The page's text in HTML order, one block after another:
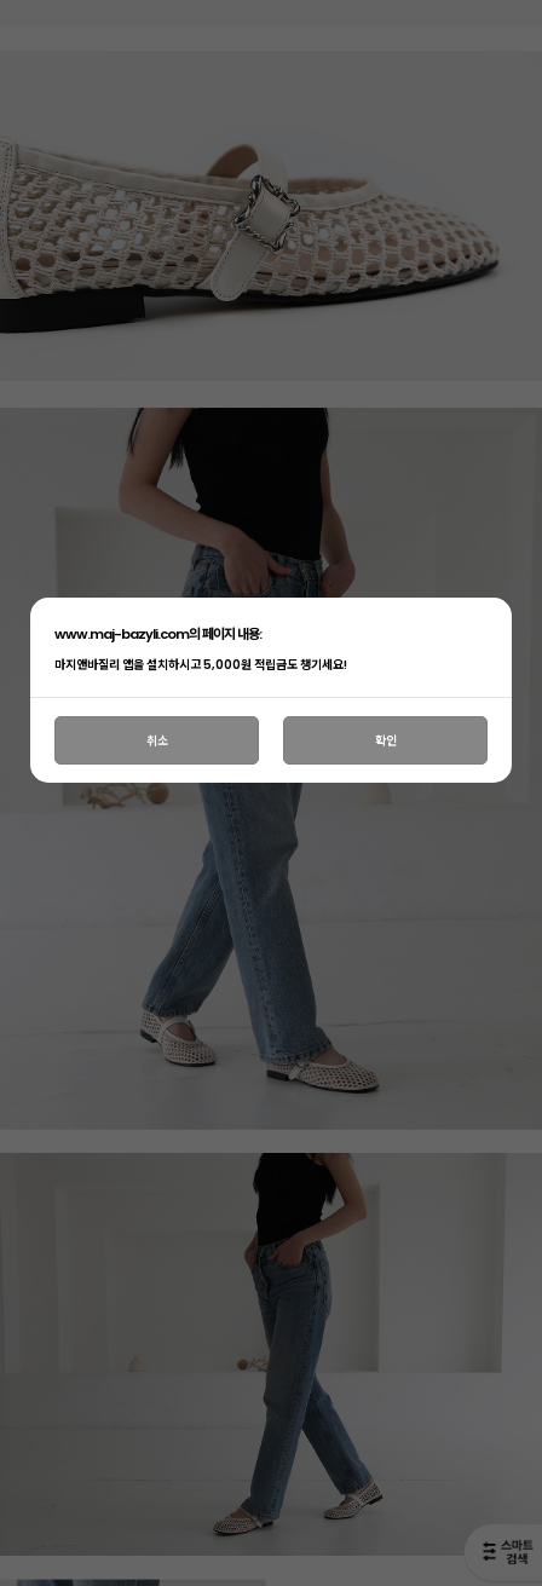
www.maj-bazyli.com의 페이지 내용:
마지앤바질리 앱을 설치하시고 5,000원 적립금도 챙기세요!
취소 확인